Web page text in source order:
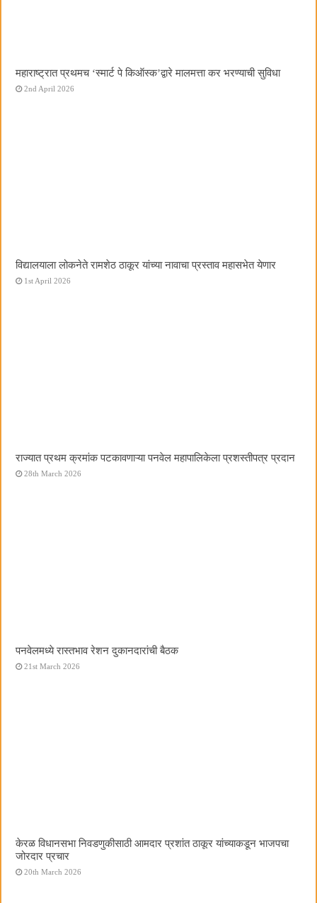
महाराष्ट्रात प्रथमच ‌‘स्मार्ट पे किऑस्क‌’द्वारे मालमत्ता कर भरण्याची सुविधा
2nd April 2026
विद्यालयाला लोकनेते रामशेठ ठाकूर यांच्या नावाचा प्रस्ताव महासभेत येणार
1st April 2026
राज्यात प्रथम क्रमांक पटकावणाऱ्या पनवेल महापालिकेला प्रशस्तीपत्र प्रदान
28th March 2026
पनवेलमध्ये रास्तभाव रेशन दुकानदारांची बैठक
21st March 2026
केरळ विधानसभा निवडणुकीसाठी आमदार प्रशांत ठाकूर यांच्याकडून भाजपचा
जोरदार प्रचार
20th March 2026